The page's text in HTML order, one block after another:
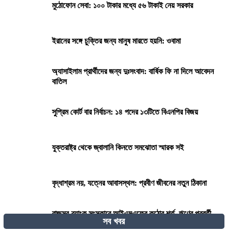
মুঠোফোন সেবা: ১০০ টাকার মধ্যে ৫৬ টাকাই নেয় সরকার
ইরানের সঙ্গে চুক্তির জন্য মানুষ মারতে হয়নি: ওবামা
অ্যাসাইলাম প্রার্থীদের জন্য দুঃসংবাদ: বার্ষিক ফি না দিলে আবেদন
বাতিল
সুপ্রিম কোর্ট বার নির্বাচন: ১৪ পদের ১৩টিতে বিএনপির বিজয়
যুক্তরাষ্ট্র থেকে জ্বালানি কিনতে সমঝোতা স্মারক সই
বৃদ্ধাশ্রম নয়, যত্নের আবাসস্থল: প্রবীণ জীবনের নতুন ঠিকানা
রাজস্ব-ব্যাংক সংস্কারে আইএমএফের কঠোর শর্ত, ঋণের পরবর্তী
কিস্তি নিয়ে দোটানায় সরকার
সব খবর